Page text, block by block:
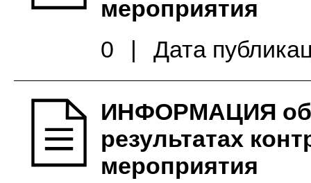
мероприятия
0
| Дата
ИНФОРМАЦИЯ об
результатах
мероприятия